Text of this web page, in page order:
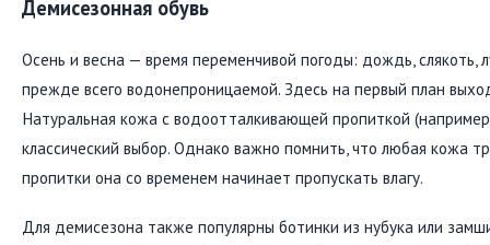
Демисезонная обувь
Осень и весна — время переменчивой погоды: дождь, слякоть,
прежде всего водонепроницаемой. Здесь на первый план
Натуральная кожа с водоотталкивающей пропиткой
классический выбор. Однако важно помнить, что любая кожа
пропитки она со временем начинает пропускать влагу.
Для демисезона также популярны ботинки из нубука или